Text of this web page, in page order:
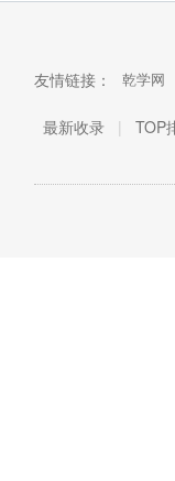
友情链接： 乾学网
最新收录 | TOP